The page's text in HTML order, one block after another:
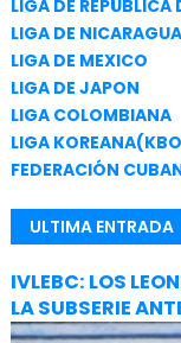
LIGA DE
LIGA DE NICARAGUA
LIGA DE MEXICO
LIGA DE JAPON
LIGA COLOMBIANA
LIGA
FEDERACIÓN
ULTIMA ENTRADA
IVLEBC: LOS
LA SUBSERIE